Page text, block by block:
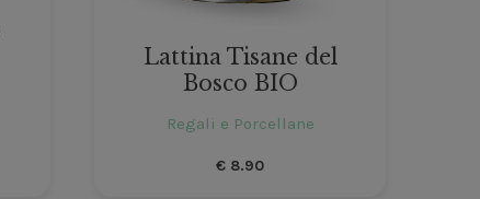
Lattina Tisane del
Bosco BIO
Regali e Porcellane
€ 8.90